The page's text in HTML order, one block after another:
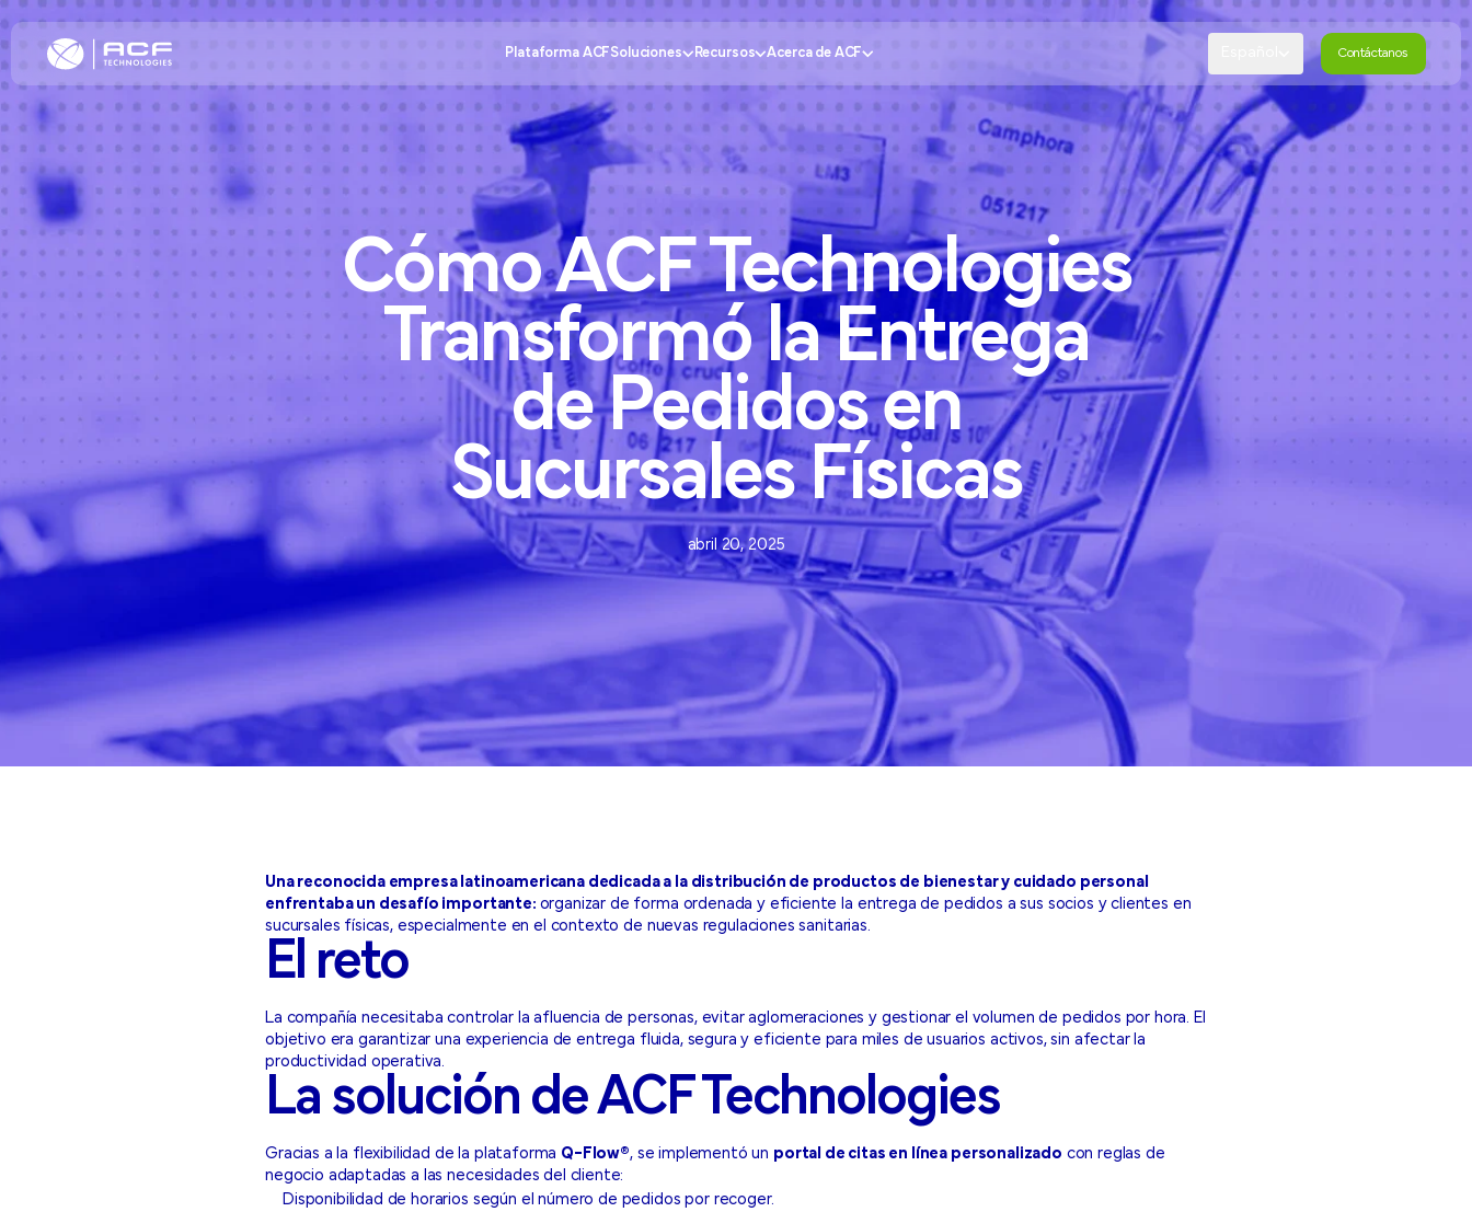
Plataforma ACFSoluciones
Mejora la Experiencia del Cliente
Incrementa la Interacción con tus
Clientes
Optimiza la Eficiencia Operativa
Transformación del Servicio
Omnicanal
Gobierno
Salud
Banca
Retail
Educación
Recursos
Centro de Conocimiento
CX Insider Podcast
Casos de Estudio
Calculadora de Precios
Portal de Socios
Preguntas Frecuentes
Acerca de ACF
¿Por qué ACF?
Conviértete en socio
Contáctanos
Solicitar soporte
Contáctanos
Contáctanos
CómoACFTechnologies
TransformólaEntrega
dePedidosen
SucursalesFísicas
abril 20, 2025
Una reconocida empresa latinoamericana dedicada a la distribución de productos de bienestar y cuidado personal
enfrentaba un desafío importante: organizar de forma ordenada y eficiente la entrega de pedidos a sus socios y clientes en
sucursales físicas, especialmente en el contexto de nuevas regulaciones sanitarias.
El reto
La compañía necesitaba controlar la afluencia de personas, evitar aglomeraciones y gestionar el volumen de pedidos por hora. El
objetivo era garantizar una experiencia de entrega fluida, segura y eficiente para miles de usuarios activos, sin afectar la
productividad operativa.
La solución de ACF Technologies
Gracias a la flexibilidad de la plataforma Q-Flow®, se implementó un portal de citas en línea personalizado con reglas de
negocio adaptadas a las necesidades del cliente:
Disponibilidad de horarios según el número de pedidos por recoger.